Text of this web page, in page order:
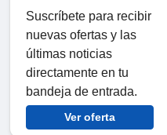
Suscríbete para recibir
nuevas ofertas y las
últimas noticias
directamente en tu
bandeja de entrada.
Ver oferta